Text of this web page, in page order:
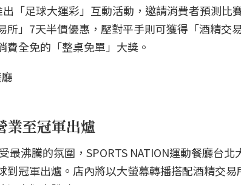
「足球大運彩」互動活動，邀請消費者預測比
所」7天半價優惠，壓對平手則可獲得「酒精交
全免的「整桌免單」大獎。
至冠軍出爐
最沸騰的氛圍，SPORTS NATION運動餐廳台北
冠軍出爐。店內將以大螢幕轉播搭配酒精交易